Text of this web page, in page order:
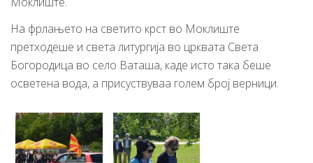
На фрлањето на светито крст во Моклиште
претходеше и света литургија во црквата Света
Богородица во село Ваташа, каде исто така беше
осветена вода, а присуствуваа голем број верници.